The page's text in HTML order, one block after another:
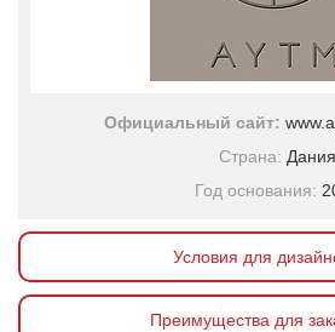
Официальный сайт:
Страна: Дания
Год основания:
Условия для
Преимущества для